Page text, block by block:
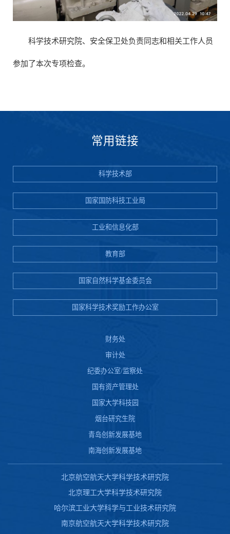
科学技术研究院、安全保卫处负责同志和相关工作人员
参加了本次专项检查。
常用链接
科学技术部
国家国防科技工业局
工业和信息化部
教育部
国家自然科学基金委员会
国家科学技术奖励工作办公室
财务处
审计处
纪委办公室/监察处
国有资产管理处
国家大学科技园
烟台研究生院
青岛创新发展基地
南海创新发展基地
北京航空航天大学科学技术研究院
北京理工大学科学技术研究院
哈尔滨工业大学科学与工业技术研究院
南京航空航天大学科学技术研究院